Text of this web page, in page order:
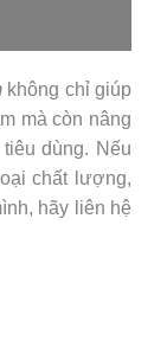
không chỉ giúp
mà còn nâng
dùng. Nếu
chất lượng,
hãy liên hệ